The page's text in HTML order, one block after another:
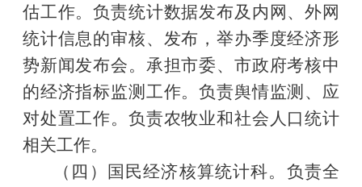
估工作。负责统计数据发布及内网、外网
统计信息的审核、发布，举办季度经济形
势新闻发布会。承担市委、市政府考核中
的经济指标监测工作。负责舆情监测、应
对处置工作。负责农牧业和社会人口统计
相关工作。
（四）
国民经济核算统计科。负责全